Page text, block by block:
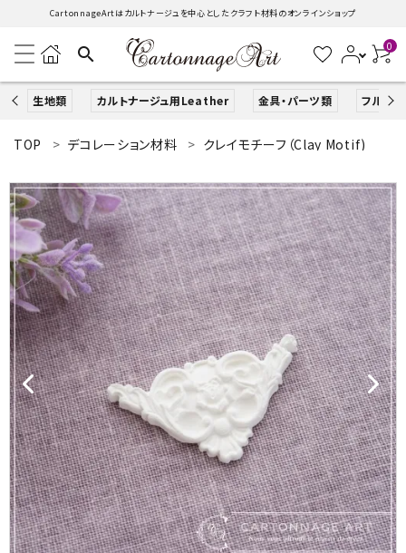
CartonnageArtはカルトナージュを中心としたクラフト材料のオンラインショップ
search 0
生地類 カルトナージュ用Leather 金具・パーツ類 フルキッ
search
ACCOUNT MENU
ようこそ ゲスト 様
ログイン 新規会員登録
生地類
カルトナージュLeather用
金具・パーツ類
フルキット
Jolipapier
TOP デコレーション材料 クレイモチーフ（Clay Motif)